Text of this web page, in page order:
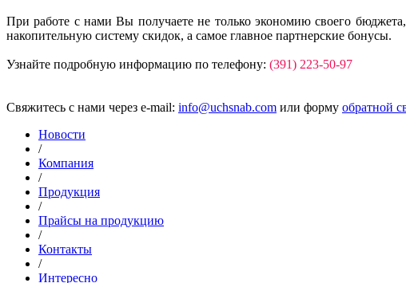
При работе с нами Вы получаете не только экономию своего
накопительную систему скидок, а самое главное партнерские бонусы.
Узнайте подробную информацию по телефону: (391) 223-50-97
Свяжитесь с нами через e-mail: info@uchsnab.com или форму обратной
Новости
/
Компания
/
Продукция
/
Прайсы на продукцию
/
Контакты
/
Интересно